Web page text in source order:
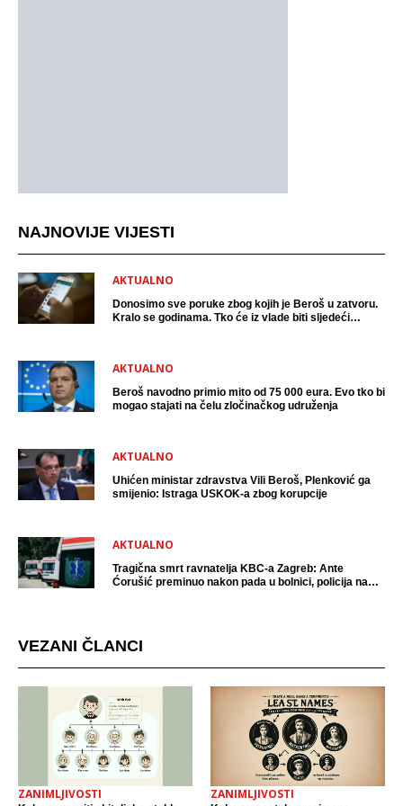
NAJNOVIJE VIJESTI
AKTUALNO
Donosimo sve poruke zbog kojih je Beroš u zatvoru.
Kralo se godinama. Tko će iz vlade biti sljedeći
AKTUALNO
Beroš navodno primio mito od 75 000 eura. Evo tko bi
mogao stajati na čelu zločinačkog udruženja
AKTUALNO
Uhićen ministar zdravstva Vili Beroš, Plenković ga
smijenio: Istraga USKOK-a zbog korupcije
AKTUALNO
Tragična smrt ravnatelja KBC-a Zagreb: Ante
Ćorušić preminuo nakon pada u bolnici, policija na
VEZANI ČLANCI
ZANIMLJIVOSTI ZANIMLJIVOSTI